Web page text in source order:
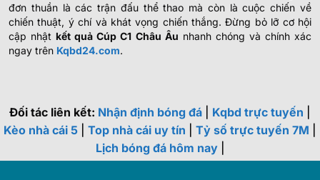
đơn thuần là các trận đấu thể thao mà còn là cuộc chiến về
chiến thuật, ý chí và khát vọng chiến thắng. Đừng bỏ lỡ cơ hội
cập nhậtkết quả Cúp C1 Châu Âu nhanh chóng và chính xác
ngay trên Kqbd24.com.
Đối tác liên kết: Nhận định bóng đá Kqbd trực tuyến
Kèo nhà cái 5
Top nhà cái uy tín Tỷ số trực tuyến 7M
Lịch bóng đá hôm nay|